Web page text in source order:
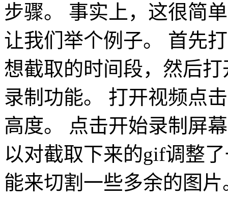
步骤。 事实上，这很简
让我们举个例子。 首先
想截取的时间段，然后
录制功能。 打开视频点
高度。 点击开始录制屏
以对截取下来的gif调整
能来切割一些多余的图